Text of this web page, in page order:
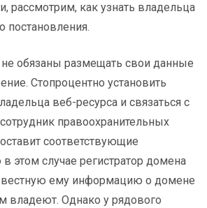
рассмотрим, как узнать владельца
постановления.
обязаны размещать свои данные
Стопроцентно установить
веб-ресурса и связаться с
правоохранительных
соответствующие
этом случае регистратор домена
ему информацию о домене
владеют. Однако у рядового